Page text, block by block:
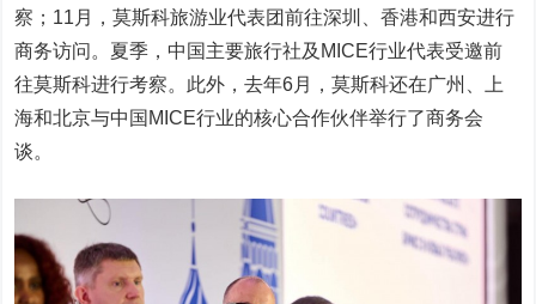
察；11月，莫斯科旅游业代表团前往深圳、香港和西安进行
商务访问。夏季，中国主要旅行社及MICE行业代表受邀前
往莫斯科进行考察。此外，去年6月，莫斯科还在广州、上
海和北京与中国MICE行业的核心合作伙伴举行了商务会
谈。